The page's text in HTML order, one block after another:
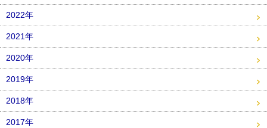
2022年
2021年
2020年
2019年
2018年
2017年